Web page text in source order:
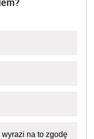
na to zgodę